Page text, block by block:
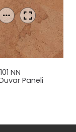
NN
Paneli